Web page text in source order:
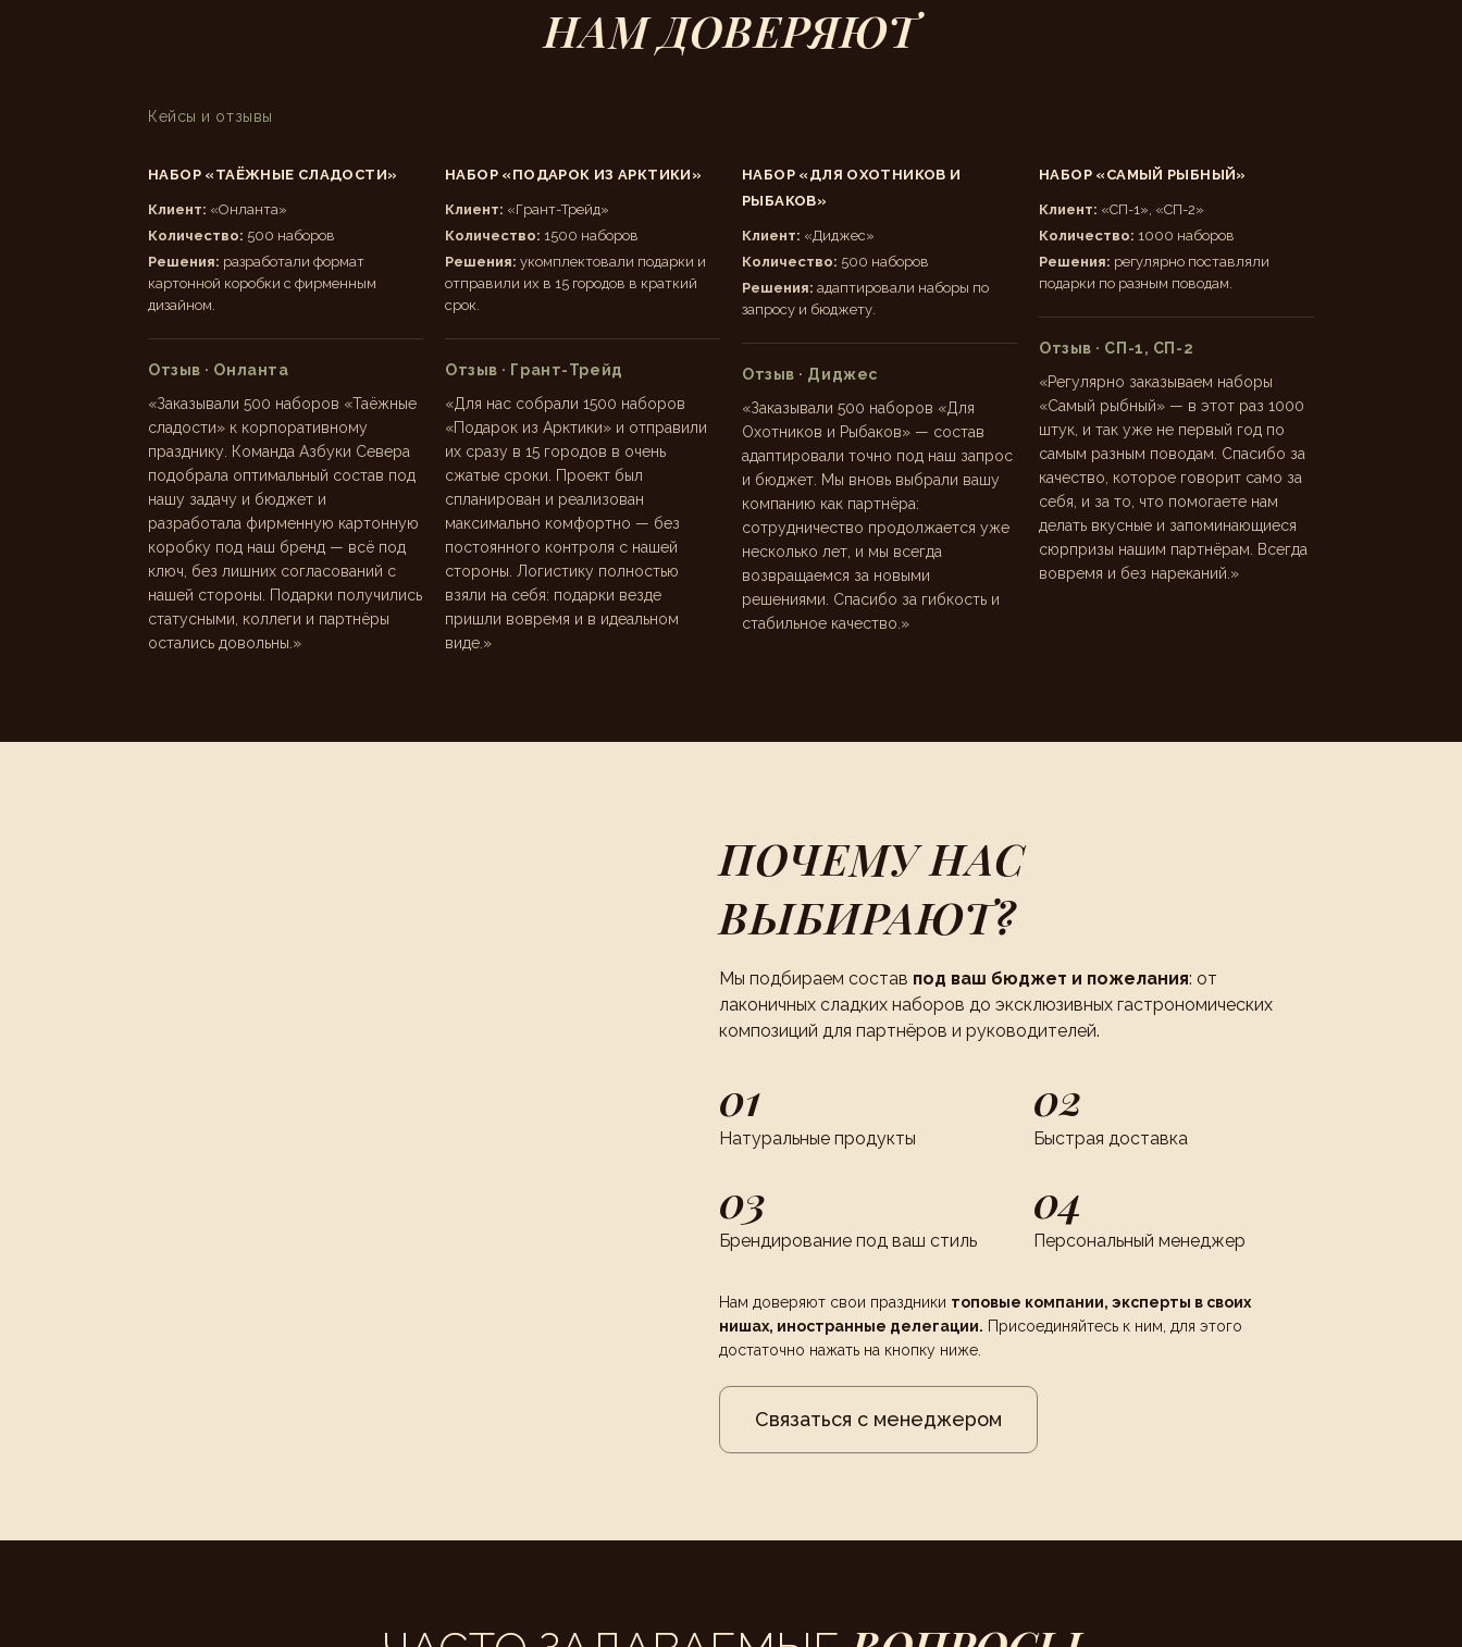
НАМ ДОВЕРЯЮТ
Кейсы и отзывы
НАБОР «ТАЁЖНЫЕ СЛАДОСТИ»
Клиент: «Онланта»
Количество: 500 наборов
Решения: разработали формат
картонной коробки с фирменным
дизайном.
Отзыв · Онланта
«Заказывали 500 наборов «Таёжные
сладости» к корпоративному
празднику. Команда Азбуки Севера
подобрала оптимальный состав под
нашу задачу и бюджет и
разработала фирменную картонную
коробку под наш бренд — всё под
ключ, без лишних согласований с
нашей стороны. Подарки получились
статусными, коллеги и партнёры
остались довольны.»
НАБОР «ПОДАРОК ИЗ АРКТИКИ»
Клиент: «Грант-Трейд»
Количество: 1500 наборов
Решения: укомплектовали подарки и
отправили их в 15 городов в краткий
срок.
Отзыв · Грант-Трейд
«Для нас собрали 1500 наборов
«Подарок из Арктики» и отправили
их сразу в 15 городов в очень
сжатые сроки. Проект был
спланирован и реализован
максимально комфортно — без
постоянного контроля с нашей
стороны. Логистику полностью
взяли на себя: подарки везде
пришли вовремя и в идеальном
виде.»
НАБОР «ДЛЯ ОХОТНИКОВ И
РЫБАКОВ»
Клиент: «Диджес»
Количество: 500 наборов
Решения: адаптировали наборы по
запросу и бюджету.
Отзыв · Диджес
«Заказывали 500 наборов «Для
Охотников и Рыбаков» — состав
адаптировали точно под наш запрос
и бюджет. Мы вновь выбрали вашу
компанию как партнёра:
сотрудничество продолжается уже
несколько лет, и мы всегда
возвращаемся за новыми
решениями. Спасибо за гибкость и
стабильное качество.»
НАБОР «САМЫЙ РЫБНЫЙ»
Клиент: «СП-1», «СП-2»
Количество: 1000 наборов
Решения: регулярно поставляли
подарки по разным поводам.
Отзыв · СП-1, СП-2
«Регулярно заказываем наборы
«Самый рыбный» — в этот раз 1000
штук, и так уже не первый год по
самым разным поводам. Спасибо за
качество, которое говорит само за
себя, и за то, что помогаете нам
делать вкусные и запоминающиеся
сюрпризы нашим партнёрам. Всегда
вовремя и без нареканий.»
ПОЧЕМУ НАС
ВЫБИРАЮТ?
Мы подбираем состав под ваш бюджет и пожелания: от
лаконичных сладких наборов до эксклюзивных гастрономических
композиций для партнёров и руководителей.
01
Натуральные продукты
02
Быстрая доставка
03
Брендирование под ваш стиль
04
Персональный менеджер
Нам доверяют свои праздники топовые компании, эксперты в своих
нишах, иностранные делегации. Присоединяйтесь к ним, для этого
достаточно нажать на кнопку ниже.
Связаться с менеджером